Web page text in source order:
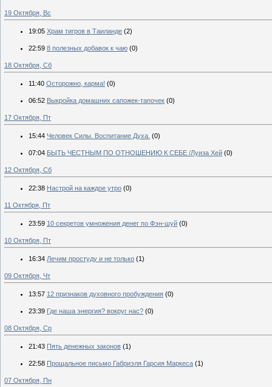
19 Октября, Вс
19:05 Храм тигров в Таиланде (2)
22:59 8 полезных добавок к чаю (0)
18 Октября, Сб
11:40 Осторожно, карма! (0)
06:52 Выкройка домашних сапожек-тапочек (0)
17 Октября, Пт
15:44 Человек Cилы. Воспитание Духа. (0)
07:04 БЫТЬ ЧЕСТНЫМ ПО ОТНОШЕНИЮ К СЕБЕ /Луиза Хей (0)
12 Октября, Сб
22:38 Настрой на каждое утро (0)
11 Октября, Пт
23:59 10 секретов умножения денег по Фэн-шуй (0)
10 Октября, Пт
16:34 Лечим простуду и не только (1)
09 Октября, Чт
13:57 12 признаков духовного пробуждения (0)
23:39 Где наша энергия? вокруг нас? (0)
08 Октября, Ср
21:43 Пять денежных законов (1)
22:58 Прощальное письмо Габриэля Гарсия Маркеса (1)
07 Октября, Пн